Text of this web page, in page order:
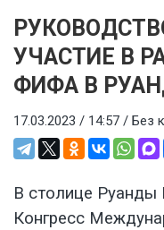
УЧАСТИЕ В
ФИФА В
17.03.2023 / 14:57 / Без
В столице Руанды
Конгресс